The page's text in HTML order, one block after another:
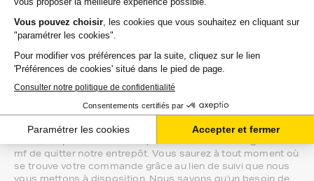
imprimante canon color-imageclass-mf,
nous sommes à votre écoute.
Notre équipe de conseillers saura vous accompagner sur le
meilleur choix ou sur l'installation de vos toners. Ils sont
disponibles soit par message au sein de votre espace client
ou directement par téléphone.
Une fois votre choix effectué, votre paiement est effectué
de manière complètement sécurisée. Plusieurs moyens de
paiements sont proposés selon vos besoins.
mf de quitter notre entrepôt. Vous saurez à tout moment où
se trouve votre commande grâce au lien de suivi que nous
vous mettons à disposition. Nous savons qu'un besoin de